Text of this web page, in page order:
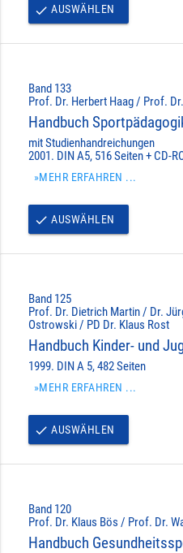
done AUSWÄHLEN
Band 133
Prof. Dr. Herbert Haag / Prof.
Handbuch
mit Studienhandreichungen
2001. DIN A5, 516 Seiten + CD-
»MEHR ERFAHREN ...
done AUSWÄHLEN
Band 125
Prof. Dr. Dietrich Martin / Dr.
Ostrowski / PD Dr. Klaus Rost
Handbuch Kinder- und
1999. DIN A 5, 482 Seiten
»MEHR ERFAHREN ...
done AUSWÄHLEN
Band 120
Prof. Dr. Klaus Bös / Prof. Dr.
Handbuch